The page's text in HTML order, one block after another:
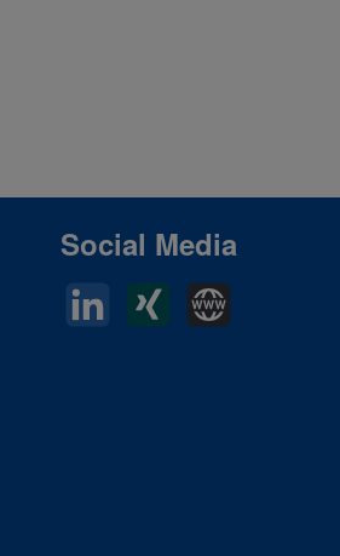
Social Media
LinkedInXing Horn Website